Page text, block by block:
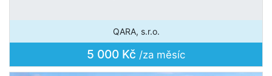
QARA, s.r.o.
5 000 Kč /za měsíc